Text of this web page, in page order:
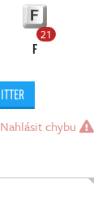
21
F
Nahlásit chybu